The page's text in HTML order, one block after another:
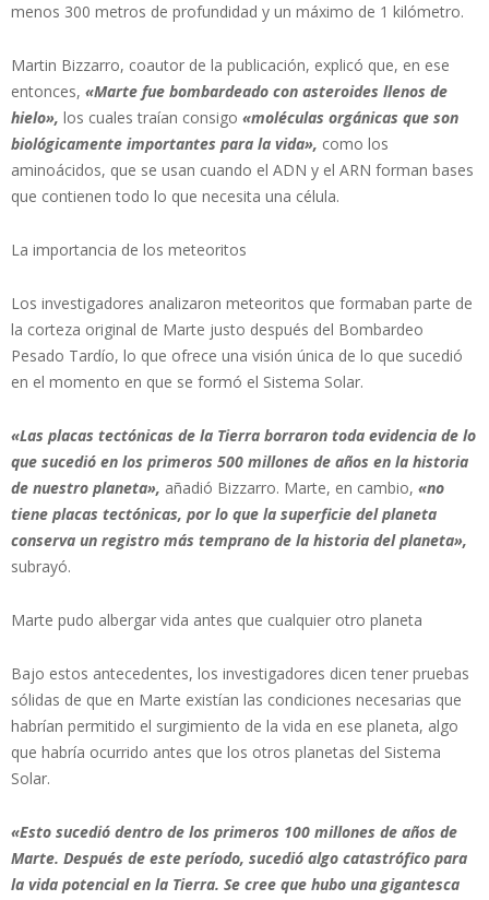
menos 300 metros de profundidad y un máximo de 1 kilómetro.
Martin Bizzarro, coautor de la publicación, explicó que, en ese
entonces, «Marte fue bombardeado con asteroides llenos de
hielo», los cuales traían consigo «moléculas orgánicas que son
biológicamente importantes para la vida», como los
aminoácidos, que se usan cuando el ADN y el ARN forman bases
que contienen todo lo que necesita una célula.
La importancia de los meteoritos
Los investigadores analizaron meteoritos que formaban parte de
la corteza original de Marte justo después del Bombardeo
Pesado Tardío, lo que ofrece una visión única de lo que sucedió
en el momento en que se formó el Sistema Solar.
«Las placas tectónicas de la Tierra borraron toda evidencia de lo
que sucedió en los primeros 500 millones de años en la historia
de nuestro planeta», añadió Bizzarro. Marte, en cambio, «no
tiene placas tectónicas, por lo que la superficie del planeta
conserva un registro más temprano de la historia del planeta»,
subrayó.
Marte pudo albergar vida antes que cualquier otro planeta
Bajo estos antecedentes, los investigadores dicen tener pruebas
sólidas de que en Marte existían las condiciones necesarias que
habrían permitido el surgimiento de la vida en ese planeta, algo
que habría ocurrido antes que los otros planetas del Sistema
Solar.
«Esto sucedió dentro de los primeros 100 millones de años de
Marte. Después de este período, sucedió algo catastrófico para
la vida potencial en la Tierra. Se cree que hubo una gigantesca